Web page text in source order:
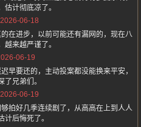
估计彻底凉了。
2026-06-18
在进步，以前可能还有漏网的，现在八
越来越严谨了。
06-19
早要还的，主动投案都没能换来平安，
了兄弟们。
2026-06-19
拍好几季连续剧了，从高高在上到人人
计后悔死了。